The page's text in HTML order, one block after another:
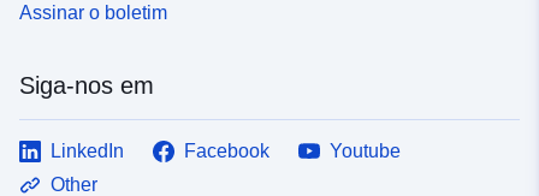
Assinar o boletim
Siga-nos em
LinkedIn Facebook
Youtube
Other